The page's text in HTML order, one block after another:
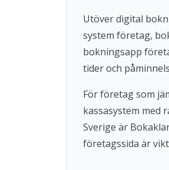
Utöver digital
system företag,
bokningsapp
tider och
För företag som
kassasystem med
Sverige är
företagssida är